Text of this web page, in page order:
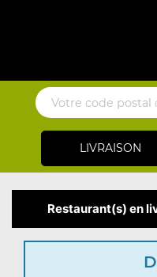
LIVRAISON
Restaurant(s) en